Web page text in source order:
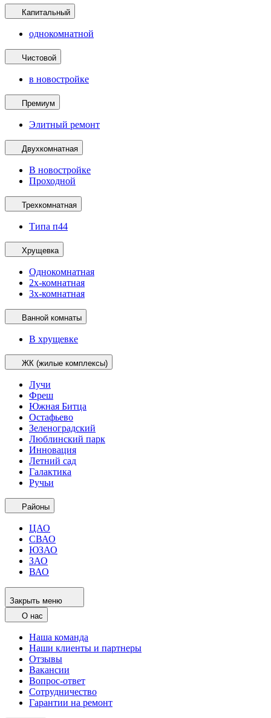
Капитальный
однокомнатной
Чистовой
в новостройке
Премиум
Элитный ремонт
Двухкомнатная
В новостройке
Проходной
Трехкомнатная
Типа п44
Хрущевка
Однокомнатная
2х-комнатная
3х-комнатная
Ванной комнаты
В хрущевке
ЖК (жилые комплексы)
Лучи
Фреш
Южная Битца
Остафьево
Зеленоградский
Люблинский парк
Инновация
Летний сад
Галактика
Ручьи
Районы
ЦАО
СВАО
ЮЗАО
ЗАО
ВАО
Закрыть меню
О нас
Наша команда
Наши клиенты и партнеры
Отзывы
Вакансии
Вопрос-ответ
Сотрудничество
Гарантии на ремонт